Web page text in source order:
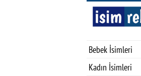
Bebek İsimleri
Kadın İsimleri